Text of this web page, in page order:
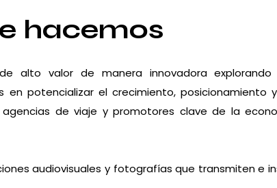
hacemos
alto valor de manera innovadora
potencializar el crecimiento, posicionamiento
de viaje y promotores clave de la
audiovisuales y fotografías que transmiten e